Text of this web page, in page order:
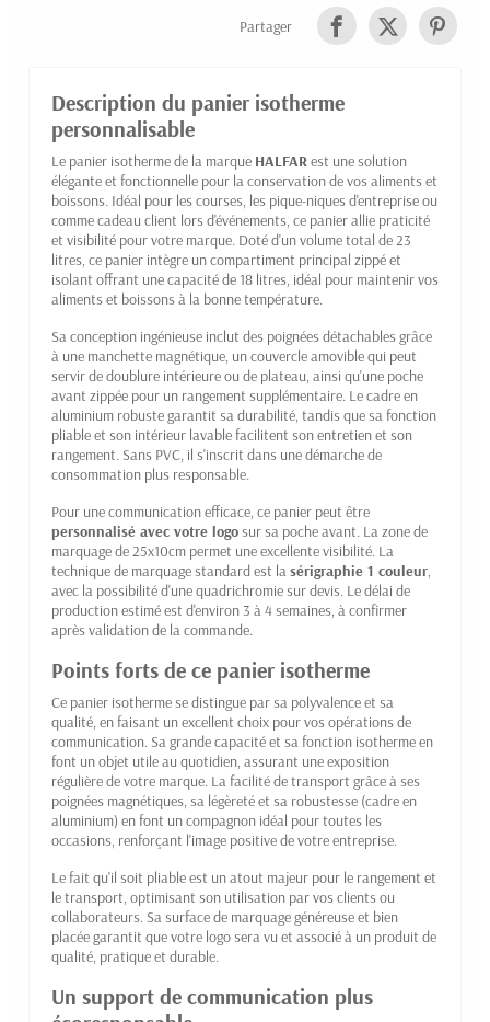
Partager
Description du panier isotherme
personnalisable
Le panier isotherme de la marque HALFARest une solution
élégante et fonctionnelle pour la conservation de vos aliments et
boissons. Idéal pour les courses, les pique-niques d'entreprise ou
comme cadeau client lors d'événements, ce panier allie praticité
et visibilité pour votre marque. Doté d'un volume total de 23
litres, ce panier intègre un compartiment principal zippé et
isolant offrant une capacité de 18 litres, idéal pour maintenir vos
aliments et boissons à la bonne température.
Sa conception ingénieuse inclut des poignées détachables grâce
à une manchette magnétique, un couvercle amovible qui peut
servir de doublure intérieure ou de plateau, ainsi qu'une poche
avant zippée pour un rangement supplémentaire. Le cadre en
aluminium robuste garantit sa durabilité, tandis que sa fonction
pliable et son intérieur lavable facilitent son entretien et son
rangement. Sans PVC, il s'inscrit dans une démarche de
consommation plus responsable.
Pour une communication efficace, ce panier peut être
personnalisé avec votre logo sur sa poche avant. La zone de
marquage de 25x10cm permet une excellente visibilité. La
technique de marquage standard est lasérigraphie 1 couleur,
avec la possibilité d'une quadrichromie sur devis. Le délai de
production estimé est d'environ 3 à 4 semaines, à confirmer
après validation de la commande.
Points forts de ce panier isotherme
Ce panier isotherme se distingue par sa polyvalence et sa
qualité, en faisant un excellent choix pour vos opérations de
communication. Sa grande capacité et sa fonction isotherme en
font un objet utile au quotidien, assurant une exposition
régulière de votre marque. La facilité de transport grâce à ses
poignées magnétiques, sa légèreté et sa robustesse (cadre en
aluminium) en font un compagnon idéal pour toutes les
occasions, renforçant l'image positive de votre entreprise.
Le fait qu'il soit pliable est un atout majeur pour le rangement et
le transport, optimisant son utilisation par vos clients ou
collaborateurs. Sa surface de marquage généreuse et bien
placée garantit que votre logo sera vu et associé à un produit de
qualité, pratique et durable.
Un support de communication plus